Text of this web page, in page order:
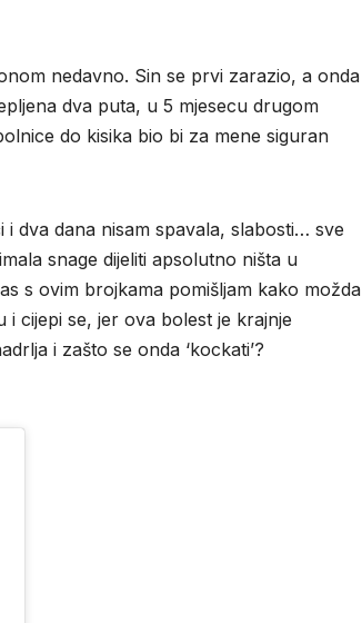
nedavno. Sin se prvi zarazio, a onda
dva puta, u 5 mjesecu drugom
do kisika bio bi za mene siguran
dva dana nisam spavala, slabosti… sve
snage dijeliti apsolutno ništa u
s ovim brojkama pomišljam kako možda
cijepi se, jer ova bolest je krajnje
i zašto se onda ‘kockati’?